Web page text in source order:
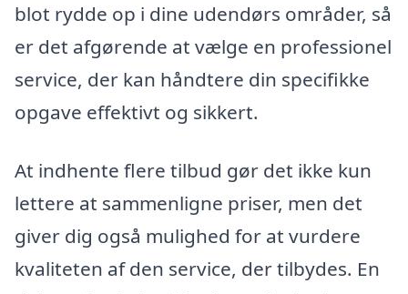
blot rydde op i dine udendørs områder, så
er det afgørende at vælge en professionel
service, der kan håndtere din specifikke
opgave effektivt og sikkert.
At indhente flere tilbud gør det ikke kun
lettere at sammenligne priser, men det
giver dig også mulighed for at vurdere
kvaliteten af den service, der tilbydes. En